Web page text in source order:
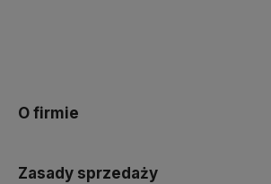
O firmie
Zasady sprzedaży